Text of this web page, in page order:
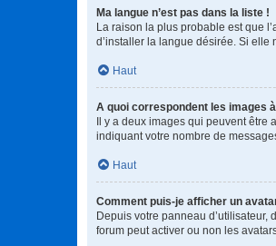
Ma langue n’est pas dans la liste !
La raison la plus probable est que
d’installer la langue désirée. Si elle
Haut
A quoi correspondent les images
Il y a deux images qui peuvent être
indiquant votre nombre de
Haut
Comment puis-je afficher un
Depuis votre panneau d’utilisateur,
forum peut activer ou non les